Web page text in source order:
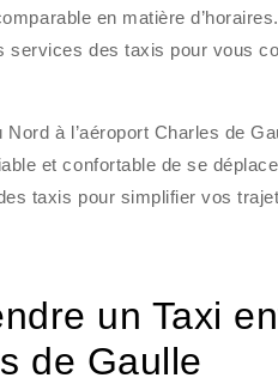
en matière
des taxis pour vous
à l’aéroport Charles de
et confortable de se
taxis pour simplifier vos
un Taxi
de Gaulle